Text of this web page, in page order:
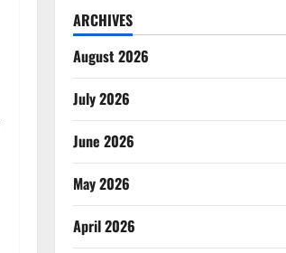
ARCHIVES
August 2026
July 2026
June 2026
May 2026
April 2026